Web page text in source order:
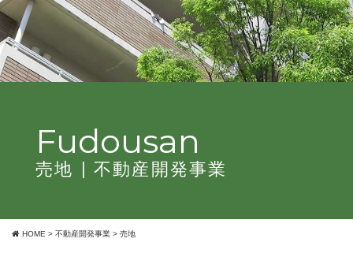
Fudousan
売地 | 不動産開発事業
HOME > 不動産開発事業 > 売地